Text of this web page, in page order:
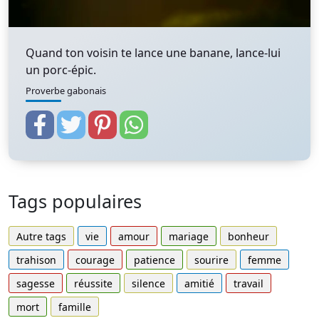
Quand ton voisin te lance une banane, lance-lui
un porc-épic.
Proverbe gabonais
Tags populaires
Autre tags vie amour mariage
bonheur
trahison
courage patience sourire
femme
sagesse
réussite silence amitié
travail
mort
famille